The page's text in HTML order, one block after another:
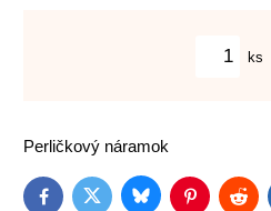
ks
Perličkový náramok
FacebookTwitter BlueskyPinterestReddit